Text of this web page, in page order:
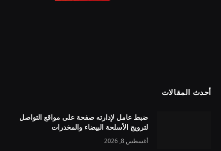
أحدث المقالات
ضبط عامل لإدارته صفحة على مواقع التواصل
لترويج الأسلحة البيضاء والمخدرات
أغسطس 8, 2026